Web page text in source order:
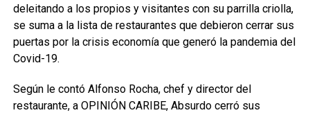
deleitando a los propios y visitantes con su parrilla criolla,
se suma a la lista de restaurantes que debieron cerrar sus
puertas por la crisis economía que generó la pandemia del
Covid-19.
Según le contó Alfonso Rocha, chef y director del
restaurante, a OPINIÓN CARIBE, Absurdo cerró sus